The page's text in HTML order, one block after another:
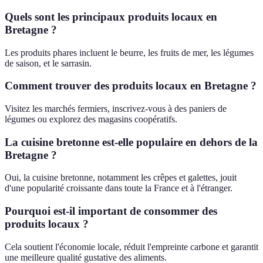
Quels sont les principaux produits locaux en
Bretagne ?
Les produits phares incluent le beurre, les fruits de mer, les légumes
de saison, et le sarrasin.
Comment trouver des produits locaux en Bretagne ?
Visitez les marchés fermiers, inscrivez-vous à des paniers de
légumes ou explorez des magasins coopératifs.
La cuisine bretonne est-elle populaire en dehors de la
Bretagne ?
Oui, la cuisine bretonne, notamment les crêpes et galettes, jouit
d'une popularité croissante dans toute la France et à l'étranger.
Pourquoi est-il important de consommer des
produits locaux ?
Cela soutient l'économie locale, réduit l'empreinte carbone et garantit
une meilleure qualité gustative des aliments.